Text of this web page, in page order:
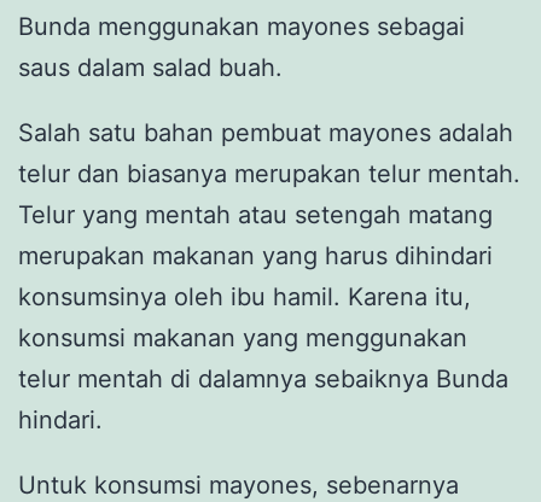
Bunda menggunakan mayones sebagai
saus dalam salad buah.
Salah satu bahan pembuat mayones adalah
telur dan biasanya merupakan telur mentah.
Telur yang mentah atau setengah matang
merupakan makanan yang harus dihindari
konsumsinya oleh ibu hamil. Karena itu,
konsumsi makanan yang menggunakan
telur mentah di dalamnya sebaiknya Bunda
hindari.
Untuk konsumsi mayones, sebenarnya